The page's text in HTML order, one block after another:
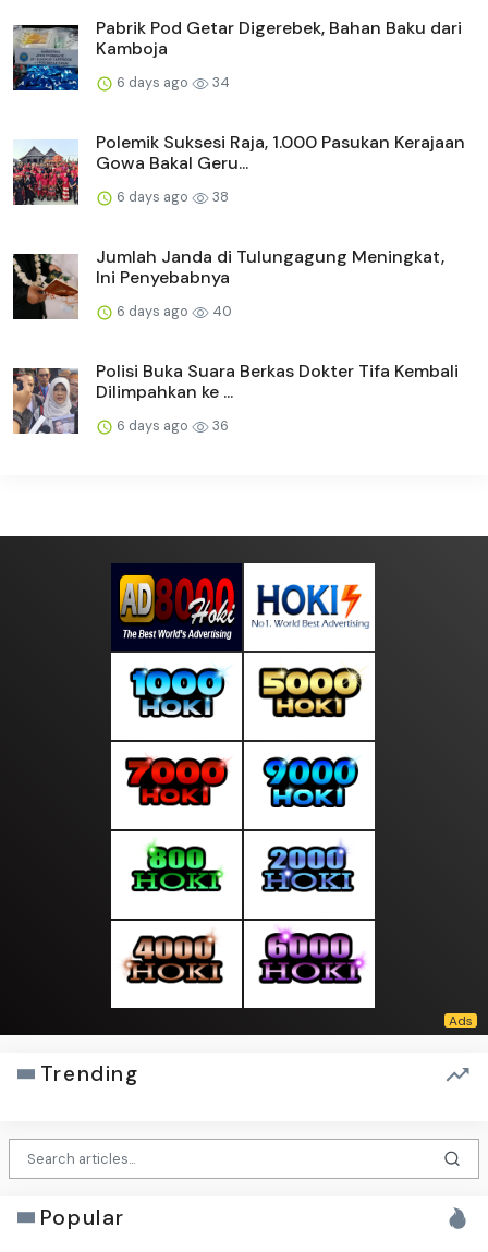
Pabrik Pod Getar Digerebek, Bahan Baku dari
Kamboja
6 days ago 34
Polemik Suksesi Raja, 1.000 Pasukan Kerajaan
Gowa Bakal Geru...
6 days ago 38
Jumlah Janda di Tulungagung Meningkat,
Ini Penyebabnya
6 days ago 40
Polisi Buka Suara Berkas Dokter Tifa Kembali
Dilimpahkan ke ...
6 days ago 36
Trending
Popular